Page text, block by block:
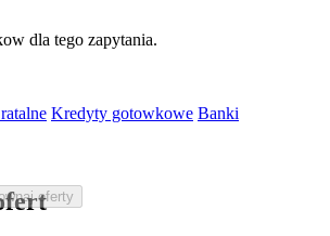
dla tego zapytania.
Kredyty gotowkowe Banki
oferty